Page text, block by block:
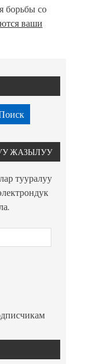
борьбы со
ваши
ЖАЗЫЛУУ
тууралуу